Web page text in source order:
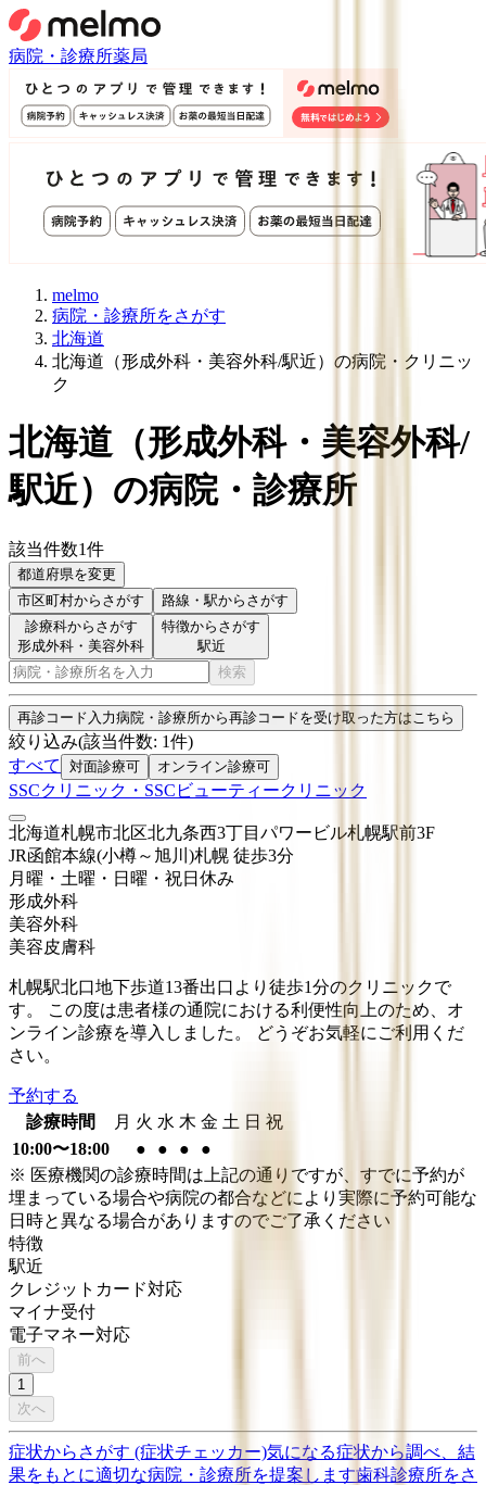
病院・診療所薬局
melmo
病院・診療所をさがす
北海道
北海道（形成外科・美容外科/駅近）の病院・クリニッ
ク
北海道（形成外科・美容外科/
駅近） の病院・診療所
該当件数1件
都道府県を変更
市区町村からさがす 路線・駅からさがす
診療科からさがす
形成外科・美容外科
特徴からさがす
駅近
検索
再診コード入力病院・診療所から再診コードを受け取った方はこちら
絞り込み(該当件数: 1件)
すべて
対面診療可 オンライン診療可
SSCクリニック・SSCビューティークリニック
北海道札幌市北区北九条西3丁目パワービル札幌駅前3F
JR函館本線(小樽～旭川)札幌 徒歩3分
月曜・土曜・日曜・祝日 休み
形成外科
美容外科
美容皮膚科
札幌駅北口地下歩道13番出口より徒歩1分のクリニックで
す。 この度は患者様の通院における利便性向上のため、オ
ンライン診療を導入しました。 どうぞお気軽にご利用くだ
さい。
予約する
診療時間
月 火 水 木 金 土 日 祝
10:00〜18:00
● ● ●
●
※ 医療機関の診療時間は上記の通りですが、すでに予約が
埋まっている場合や病院の都合などにより実際に予約可能な
日時と異なる場合がありますのでご了承ください
特徴
駅近
クレジットカード対応
マイナ受付
電子マネー対応
前へ
1
次へ
症状からさがす (症状チェッカー)気になる症状から調べ、結
果をもとに適切な病院・診療所を提案します歯科診療所をさ